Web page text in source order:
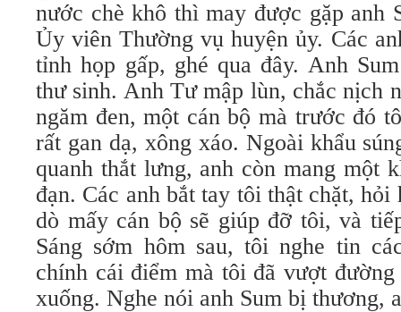
nước chè khô thì may được gặp anh
Ủy viên Thường vụ huyện ủy. Các
tỉnh họp gấp, ghé qua đây. Anh
thư sinh. Anh Tư mập lùn, chắc nịch
ngăm đen, một cán bộ mà trước đó
rất gan dạ, xông xáo. Ngoài khẩu
quanh thắt lưng, anh còn mang một
đạn. Các anh bắt tay tôi thật chặt,
dò mấy cán bộ sẽ giúp đỡ tôi, và
Sáng sớm hôm sau, tôi nghe tin
chính cái điểm mà tôi đã vượt
xuống. Nghe nói anh Sum bị thương,